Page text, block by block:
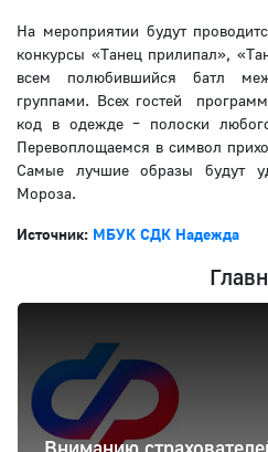
На мероприятии будут
конкурсы «Танец прилипал»,
всем полюбившийся батл
группами. Всех гостей
код в одежде – полоски
Перевоплощаемся в символ
Самые лучшие образы будут
Мороза.
Источник: МБУК СДК Надежда